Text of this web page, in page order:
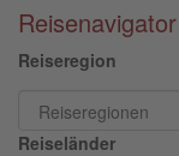
Reisenavigator
Reiseregion
Reiseländer